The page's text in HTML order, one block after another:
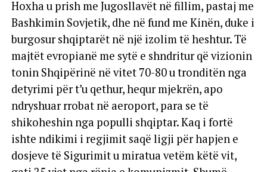
Hoxha u prish me Jugosllavët në fillim, pastaj me
Bashkimin Sovjetik, dhe në fund me Kinën, duke i
burgosur shqiptarët në një izolim të heshtur. Të
majtët evropianë me sytë e shndritur që vizionin
tonin Shqipërinë në vitet 70-80 u tronditën nga
detyrimi për t’u qethur, hequr mjekrën, apo
ndryshuar rrobat në aeroport, para se të
shikoheshin nga populli shqiptar. Kaq i fortë
ishte ndikimi i regjimit saqë ligji për hapjen e
dosjeve të Sigurimit u miratua vetëm këtë vit,